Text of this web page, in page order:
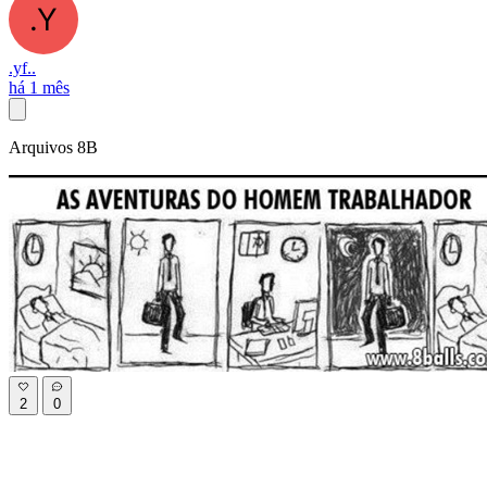
.yf..
há 1 mês
Arquivos 8B
2 0